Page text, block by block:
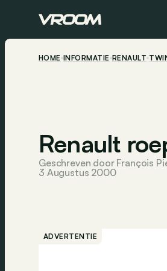
HOME INFORMATIE RENAULT
Renault
Geschreven door François
3 Augustus 2000
ADVERTENTIE